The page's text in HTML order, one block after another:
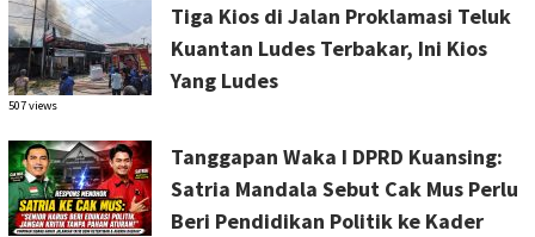
Tiga Kios di Jalan Proklamasi Teluk
Kuantan Ludes Terbakar, Ini Kios
Yang Ludes
507 views
Tanggapan Waka I DPRD Kuansing:
Satria Mandala Sebut Cak Mus Perlu
Beri Pendidikan Politik ke Kader